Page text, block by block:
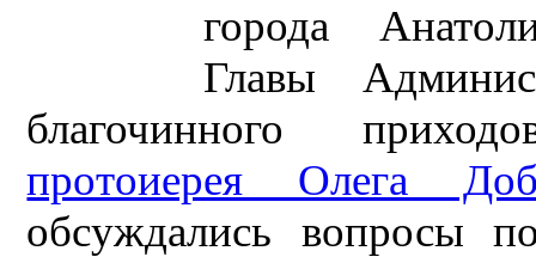
города
Главы
благочинного
протоиерея Олега
обсуждались вопросы